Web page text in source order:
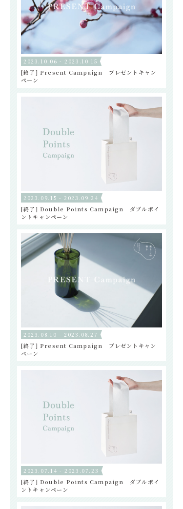
2023.10.06 - 2023.10.15
[終了] Present Campaign プレゼントキャン
ペーン
2023.09.15 - 2023.09.24
[終了] Double Points Campaign ダブルポイ
ントキャンペーン
2023.08.10 - 2023.08.27
[終了] Present Campaign プレゼントキャン
ペーン
2023.07.14 - 2023.07.23
[終了] Double Points Campaign ダブルポイ
ントキャンペーン